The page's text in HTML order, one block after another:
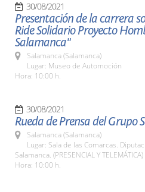
30/08/2021
Presentación de la carrera
Ride Solidario Proyecto
Salamanca"
Salamanca (Salamanca)
Lugar: Museo de Automoción
Hora: 10:00 h.
30/08/2021
Rueda de Prensa del Grupo
Salamanca (Salamanca)
Lugar: Sala de las Comarcas.
Salamanca. (PRESENCIAL Y TELEMÁTICA)
Hora: 10:00 h.